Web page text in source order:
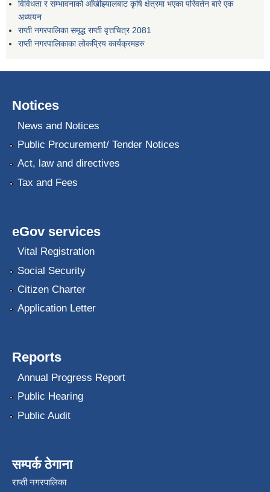
विविधता र सम्भावनाको आँखीझ्यालबाट कृषि क्षेत्रमा भएका परिवर्तन बारे एक
अध्ययन
राप्ती नगरपालिका समृद्ध राप्ती वृत्तचित्र 2081
राप्ती नगरपालिकाका लोकप्रिय कार्यक्रमहरु
Notices
News and Notices
Public Procurement/ Tender Notices
Act, law and directives
Tax and Fees
eGov services
Vital Registration
Social Security
Citizen Charter
Application Letter
Reports
Annual Progress Report
Public Hearing
Public Audit
सम्पर्क ठेगाना
राप्ती नगरपालिका